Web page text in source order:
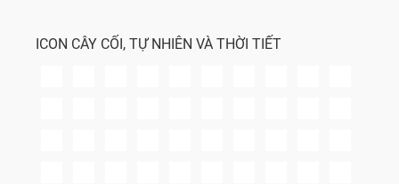
ICON CÂY CỐI, TỰ NHIÊN VÀ THỜI TIẾT